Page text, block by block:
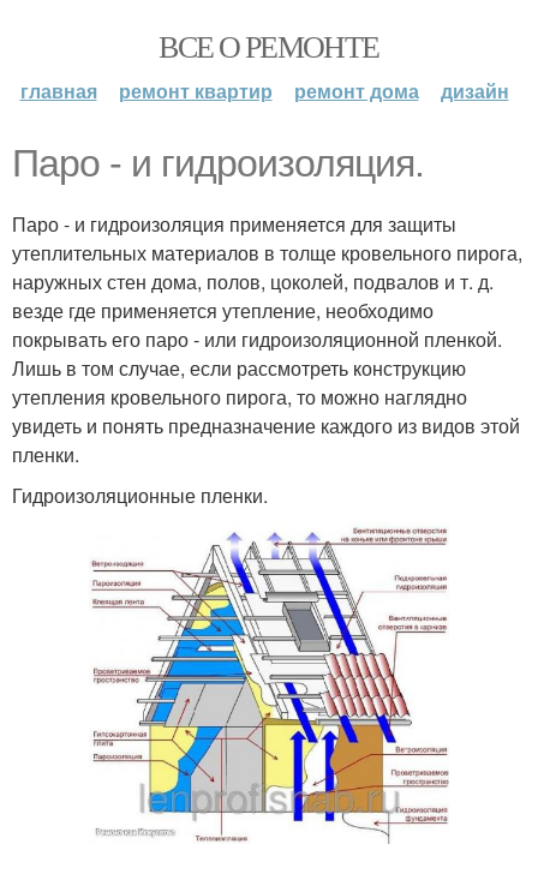
ВСЕ О РЕМОНТЕ
главная ремонт квартир ремонт дома дизайн
Паро - и гидроизоляция.
Паро - и гидроизоляция применяется для защиты
утеплительных материалов в толще кровельного пирога,
наружных стен дома, полов, цоколей, подвалов и т. д.
везде где применяется утепление, необходимо
покрывать его паро - или гидроизоляционной пленкой.
Лишь в том случае, если рассмотреть конструкцию
утепления кровельного пирога, то можно наглядно
увидеть и понять предназначение каждого из видов этой
пленки.
Гидроизоляционные пленки.